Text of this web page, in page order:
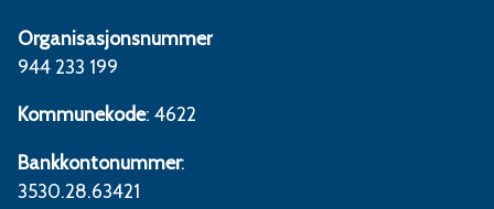
Organisasjonsnummer
944 233 199
Kommunekode: 4622
Bankkontonummer:
3530.28.63421